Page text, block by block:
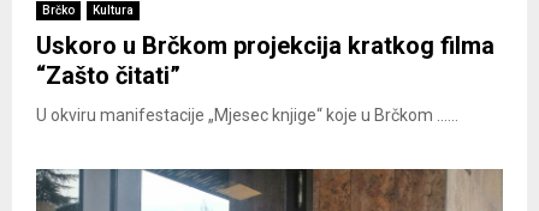
Brčko Kultura
Uskoro u Brčkom projekcija kratkog filma
“Zašto čitati”
U okviru manifestacije „Mjesec knjige“ koje u Brčkom ......